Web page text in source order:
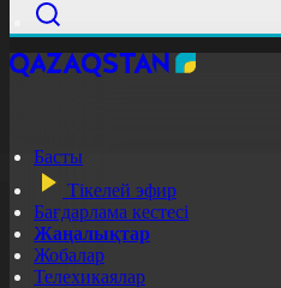
Басты
Тікелей эфир
Бағдарлама кестесі
Жаңалықтар
Жобалар
Телехикаялар